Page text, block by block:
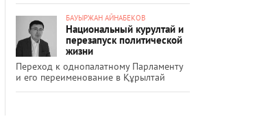
БАУЫРЖАН АЙНАБЕКОВ
Национальный курултай и
перезапуск политической
жизни
Переход к однопалатному Парламенту
и его переименование в Құрылтай